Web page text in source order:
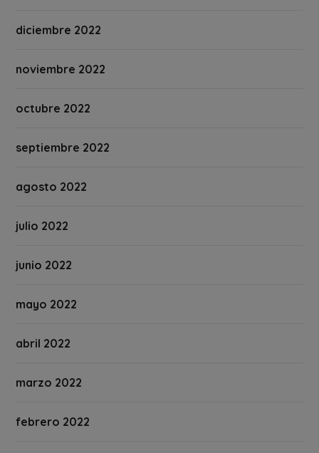
diciembre 2022
noviembre 2022
octubre 2022
septiembre 2022
agosto 2022
julio 2022
junio 2022
mayo 2022
abril 2022
marzo 2022
febrero 2022